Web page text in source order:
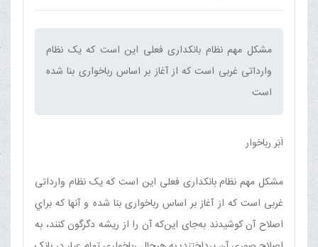
مشکل مهم نظام بانکداری فعلی اين است که يک نظام
وارداتی غربی است که از آغاز بر اساس رباخواری بنا شده
است‌
اَبَر رباخوار
مشکل مهم نظام بانکداری فعلی اين است که يک نظام وارداتی
غربی است که از آغاز بر اساس رباخواری بنا شده و آنها که براي
اصلاح آن کوشيدند به‌جای اين‌که آن را از ريشه دگرگون کنند، به